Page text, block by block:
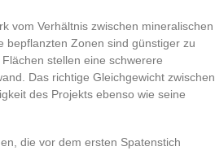
vom Verhältnis zwischen mineralischen
bepflanzten Zonen sind günstiger zu
stellen eine schwerere
Das richtige Gleichgewicht zwischen
des Projekts ebenso wie seine
die vor dem ersten Spatenstich